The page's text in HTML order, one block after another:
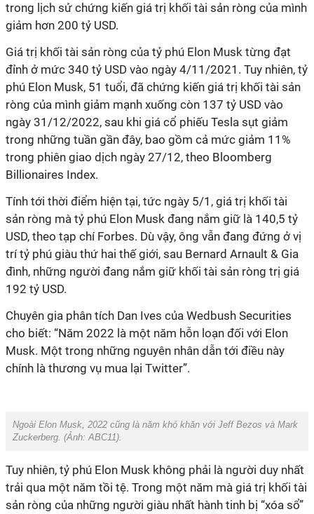
trong lịch sử chứng kiến giá trị khối tài sản ròng của mình
giảm hơn 200 tỷ USD.
Giá trị khối tài sản ròng của tỷ phú Elon Musk từng đạt
đỉnh ở mức 340 tỷ USD vào ngày 4/11/2021. Tuy nhiên, tỷ
phú Elon Musk, 51 tuổi, đã chứng kiến giá trị khối tài sản
ròng của mình giảm mạnh xuống còn 137 tỷ USD vào
ngày 31/12/2022, sau khi giá cổ phiếu Tesla sụt giảm
trong những tuần gần đây, bao gồm cả mức giảm 11%
trong phiên giao dịch ngày 27/12, theo Bloomberg
Billionaires Index.
Tính tới thời điểm hiện tại, tức ngày 5/1, giá trị khối tài
sản ròng mà tỷ phú Elon Musk đang nắm giữ là 140,5 tỷ
USD, theo tạp chí Forbes. Dù vậy, ông vẫn đang đứng ở vị
trí tỷ phú giàu thứ hai thế giới, sau Bernard Arnault & Gia
đình, những người đang nắm giữ khối tài sản ròng trị giá
192 tỷ USD.
Chuyên gia phân tích Dan Ives của Wedbush Securities
cho biết: “Năm 2022 là một năm hỗn loạn đối với Elon
Musk. Một trong những nguyên nhân dẫn tới điều này
chính là thương vụ mua lại Twitter”.
Ngoài Elon Musk, 2022 cũng là năm khó khăn với Jeff Bezos và Mark
Zuckerberg. (Ảnh:ABC11).
Tuy nhiên, tỷ phú Elon Musk không phải là người duy nhất
trải qua một năm tồi tệ. Trong một năm mà giá trị khối tài
sản ròng của những người giàu nhất hành tinh bị “xóa sổ”